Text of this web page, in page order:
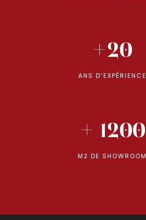
+20
ANS D’EXPÉRIENCE
+ 1200
M2 DE SHOWROOM